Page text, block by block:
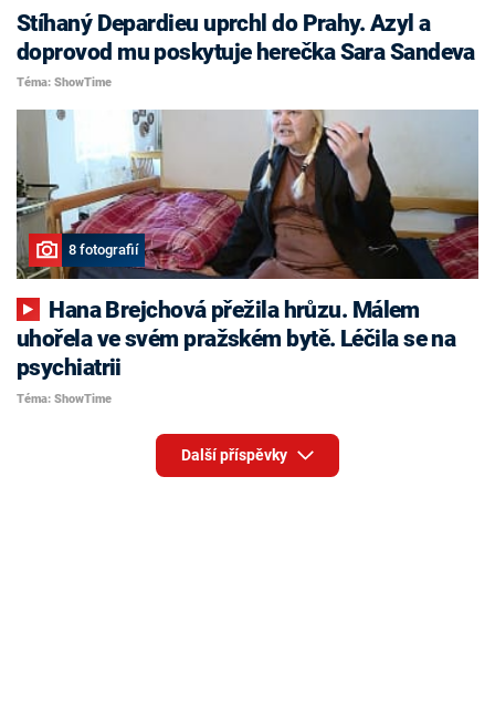
Stíhaný Depardieu uprchl do Prahy. Azyl a
doprovod mu poskytuje herečka Sara Sandeva
Téma: ShowTime
8 fotografií
uhořela ve svém pražském bytě. Léčila se na
psychiatrii
Téma: ShowTime
Další příspěvky